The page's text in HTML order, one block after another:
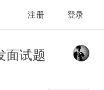
注册 登录
面试题